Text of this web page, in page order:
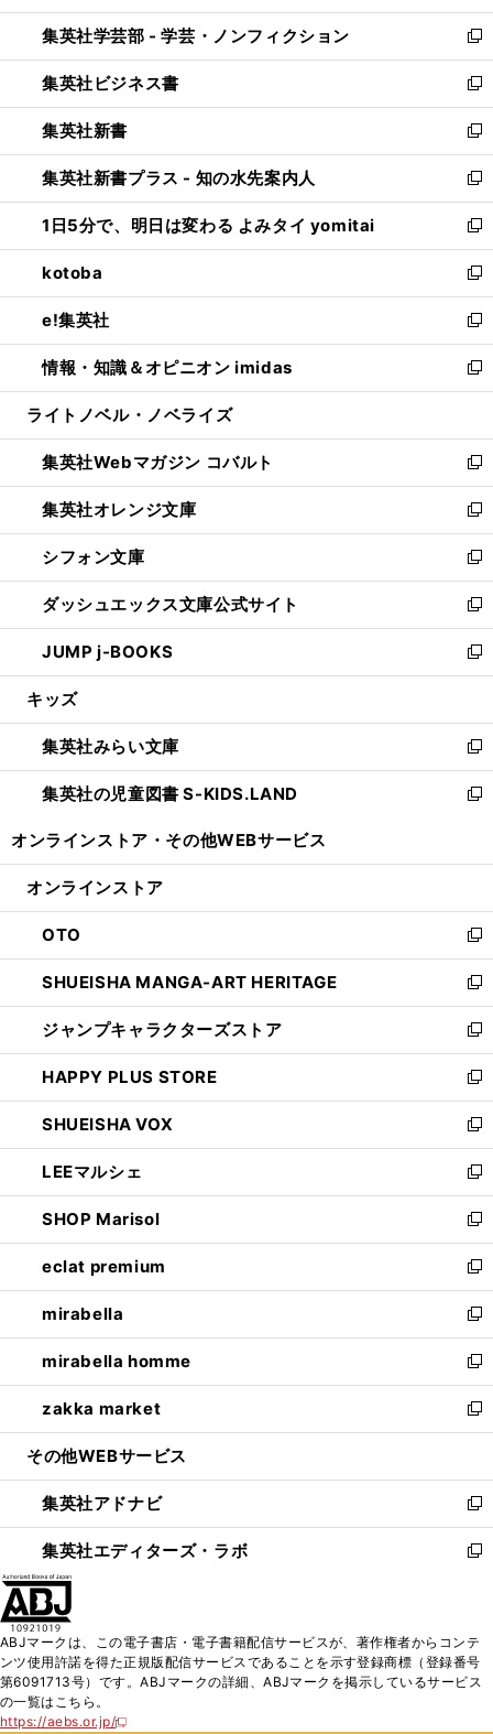
開
く
ウ
で
開
く
ン
ド
ウ
で
開
く
ウ
ィ
ン
ド
ウ
で
開
く
集英社学芸部 - 学芸・ノンフィクション
新
し
い
ウ
ィ
ン
ド
ウ
で
開
く
集英社ビジネス書
新
し
い
ウ
ィ
ン
ド
ウ
で
開
く
集英社新書
新
し
い
ウ
ィ
ン
ド
ウ
で
開
く
集英社新書プラス - 知の水先案内人
新
し
い
ウ
ィ
ン
ド
ウ
で
開
1日5分で、明日は変わる よみタイ yomitai
新
し
い
ウ
ィ
ン
ド
ウ
開
く
kotoba
新
し
い
ウ
ィ
ン
ウ
で
開
く
e!集英社
新
し
い
ウ
ン
ド
ウ
で
開
く
情報・知識＆オピニオン imidas
新
し
ウ
ィ
ン
ド
ウ
で
開
く
ライトノベル・ノベライズ
集英社Webマガジン コバルト
新
し
い
ウ
ィ
ン
ド
ウ
で
開
集英社オレンジ文庫
新
し
い
ウ
ィ
ン
ド
ウ
開
く
シフォン文庫
新
し
い
ウ
ィ
ン
ウ
で
開
く
ダッシュエックス文庫公式サイト
新
し
い
ウ
ン
ド
ウ
で
JUMP j-BOOKS
新
し
ウ
ィ
ン
ド
開
キッズ
集英社みらい文庫
新
し
い
ン
ウ
で
開
く
集英社の児童図書 S-KIDS.LAND
新
ウ
ン
ド
ウ
で
開
く
オンラインストア・ その他WEBサービス
オンラインストア
OTO
新
し
い
ウ
ィ
ン
ド
ウ
で
開
く
SHUEISHA MANGA-ART HERITAGE
新
し
い
ウ
ィ
ン
ド
ウ
で
開
く
ジャンプキャラクターズストア
新
し
い
ウ
ィ
ン
ド
ウ
で
開
く
HAPPY PLUS STORE
新
し
い
ウ
ィ
ン
ド
ウ
で
開
く
SHUEISHA VOX
新
し
い
ウ
ィ
ン
ド
ウ
で
開
く
LEEマルシェ
新
し
い
ウ
ィ
ン
ド
ウ
で
開
く
SHOP Marisol
新
し
い
ウ
ィ
ン
ド
ウ
で
開
eclat premium
新
し
い
ウ
ィ
ン
ド
ウ
開
く
mirabella
新
し
い
ウ
ィ
ン
ウ
で
開
く
mirabella homme
新
し
い
ウ
ン
ド
ウ
で
zakka market
新
し
ウ
ィ
ン
ド
く
その他WEBサービス
集英社アドナビ
新
し
い
ド
ウ
で
集英社エディターズ・ラボ
新
ィ
ン
ド
ABJマークは、この電子書店・電子書籍配信サービスが、著作権者からコンテ
ンツ使用許諾を得た正規版配信サービスであることを示す登録商標（登録番号
第6091713号）です。ABJマークの詳細、ABJマークを掲示しているサービス
の一覧はこちら。
https://aebs.or.jp/
新